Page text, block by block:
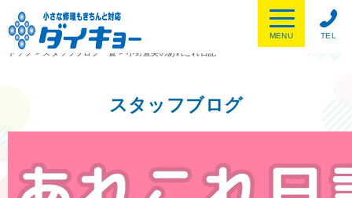
TEL
MENU
トップ
> スタッフブログ一覧 >小野直美のあれこれ日記
スタッフブログ